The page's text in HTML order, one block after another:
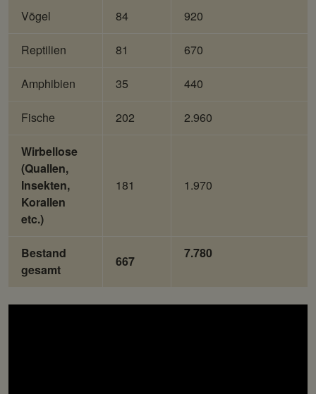
Vögel 84 920
Reptilien 81 670
Amphibien 35 440
Fische 202 2.960
Wirbellose
(Quallen,
Insekten,
Korallen
etc.)
181 1.970
Bestand
gesamt
667
7.780